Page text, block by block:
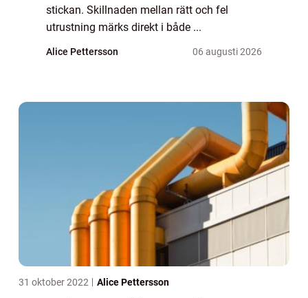
stickan. Skillnaden mellan rätt och fel
utrustning märks direkt i både ...
Alice Pettersson 06 augusti 2026
31 oktober 2022 Alice Pettersson